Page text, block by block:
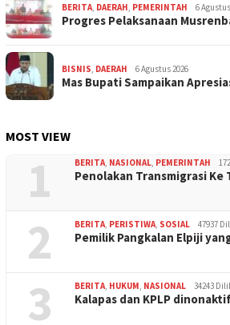
BERITA, DAERAH, PEMERINTAH 6
Progres Pelaksanaan
BISNIS, DAERAH 6 Agustus 2026
Mas Bupati Sampaikan
MOST VIEW
1 BERITA, NASIONAL, PEMERINTAH
Penolakan Transmigrasi Ke
2 BERITA, PERISTIWA, SOSIAL 47937
Pemilik Pangkalan Elpiji
3 BERITA, HUKUM, NASIONAL 34243
Kalapas dan KPLP